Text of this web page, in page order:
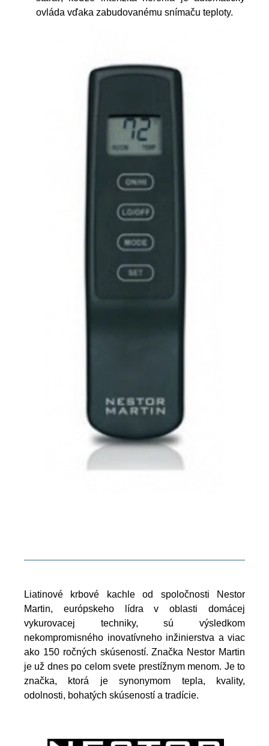
ovláda vďaka zabudovanému snímaču teploty.
Liatinové krbové kachle od spoločnosti Nestor
Martin, európskeho lídra v oblasti domácej
vykurovacej techniky, sú výsledkom
nekompromisného inovatívneho inžinierstva a viac
ako 150 ročných skúseností. Značka Nestor Martin
je už dnes po celom svete prestížnym menom. Je to
značka, ktorá je synonymom tepla, kvality,
odolnosti, bohatých skúseností a tradície.